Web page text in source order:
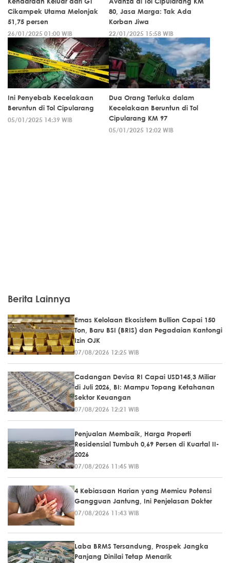
Cikampek Utama Melonjak
51,75 persen
26/01/2025 01:00 WIB
80, Jasa Marga: Tak Ada
Korban Jiwa
22/01/2025 15:58 WIB
Ini Penyebab Kecelakaan
Beruntun di Tol Cipularang
05/01/2025 14:39 WIB
Dua Orang Terluka dalam
Kecelakaan Beruntun di Tol
Cipularang KM 97
05/01/2025 12:02 WIB
Berita Lainnya
Emas Kelolaan Ekosistem Bullion Capai 150
Ton, Baru BSI (BRIS) dan Pegadaian Kantongi
Izin OJK
07/08/2026 12:25 WIB
Cadangan Devisa RI Capai USD145,3 Miliar
di Juli 2026, BI: Mampu Topang Ketahanan
Sektor Keuangan
07/08/2026 12:21 WIB
Penjualan Membaik, Harga Properti
Residensial Tumbuh 0,69 Persen di Kuartal II-
2026
07/08/2026 11:45 WIB
4 Kebiasaan Harian yang Memicu Potensi
Gangguan Jantung, Ini Penjelasan Dokter
07/08/2026 11:43 WIB
Laba BRMS Tersandung, Prospek Jangka
Panjang Dinilai Tetap Menarik